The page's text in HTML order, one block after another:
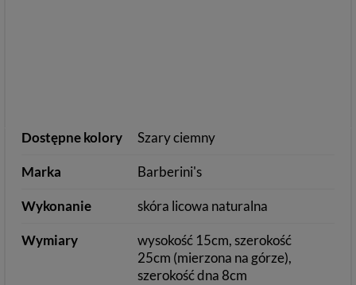
Dostępne kolory Szary ciemny
Marka Barberini's
Wykonanie skóra licowa naturalna
Wymiary
wysokość 15cm, szerokość
25cm (mierzona na górze),
szerokość dna 8cm